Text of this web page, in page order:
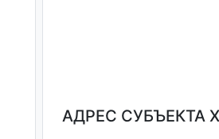
АДРЕС СУБЪЕКТА